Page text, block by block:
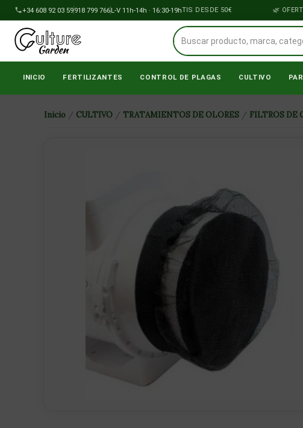
al
contenido
+34 608 92 03 59918 799 766L-V 11h-14h · 16:30-19h
ENVÍOS A PENÍNSULA GRATIS DESDE 50€ OFERTA
INICIO FERTILIZANTES CONTROL DE PLAGAS CULTIVO
Inicio / CULTIVO / TRATAMIENTOS DE OLORES / FILTROS DE